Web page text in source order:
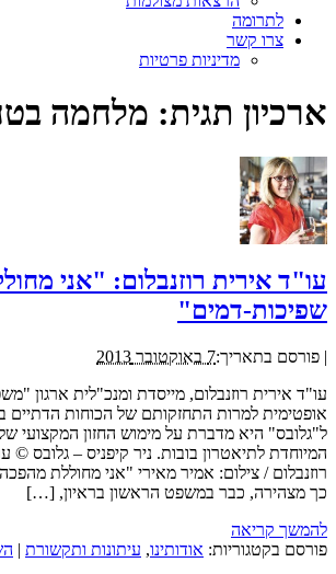
לתרומה
צרו קשר
מדיניות פרטיות
ארכיון תגית: מלחמה
עו"ד אירית רוזנבלום: "אני
שפיכות-דמים"
| פורסם בתאריך:7 באוקטובר 2013
עו"ד אירית רוזנבלום, מייסדת ומנכ"לית ארגון
אופטימית למרות התחזקותם של הכוחות הדתיים
ל"גלובס" היא מדברת על מימוש החזון המקצועי
המיוחדת לתיאטרון בובות. ניר קיפניס – גלובס ©
רוזנבלום / צילום: אמיר מאירי "אני מחוללת
כך מצהירה, כבר במשפט הראשון בראיון, […]
להמשך קריאה
פורסם בקטגוריות: אודותינו, עיתונות ותקשורת |